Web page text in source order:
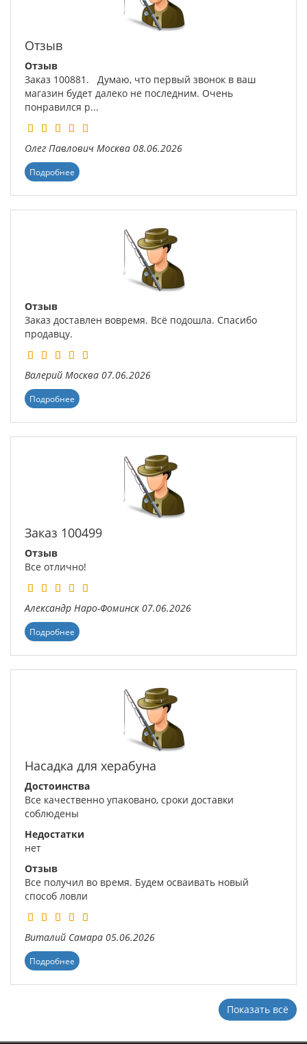
Отзыв
Отзыв
Заказ 100881. Думаю, что первый звонок в ваш
магазин будет далеко не последним. Очень
понравился р...
Олег Павлович Москва 08.06.2026
Подробнее
Отзыв
Заказ доставлен вовремя. Всё подошла. Спасибо
продавцу.
Валерий Москва 07.06.2026
Подробнее
Заказ 100499
Отзыв
Все отлично!
Александр Наро-Фоминск 07.06.2026
Подробнее
Насадка для херабуна
Достоинства
Все качественно упаковано, сроки доставки
соблюдены
Недостатки
нет
Отзыв
Все получил во время. Будем осваивать новый
способ ловли
Виталий Самара 05.06.2026
Подробнее
Показать всё